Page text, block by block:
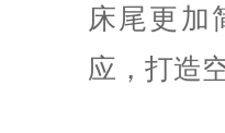
床尾更加
应，打造